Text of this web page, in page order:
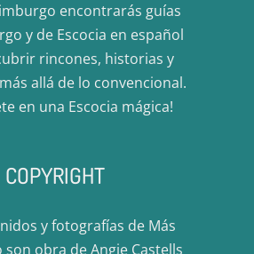
encontrarás guías
y de Escocia en español
rincones, historias y
allá de lo convencional.
en una Escocia mágica!
COPYRIGHT
y fotografías de Más
obra de Angie Castells